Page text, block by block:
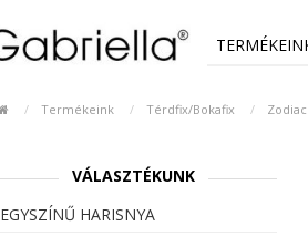
Termékeink Térdfix/Bokafix
VÁLASZTÉKUNK
EGYSZÍNŰ HARISNYA